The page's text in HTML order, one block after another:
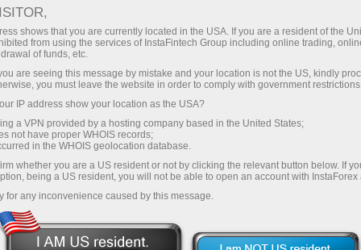
28.10.2024: Аналитические
обзоры Форекс: Видеообзор рынка,
торговые рекомендации, ответы на
вопросы
Открыть торговый счет
Открыть демосчет
shows that you are currently located in the USA. If you are a resident of the
from using the services of InstaFintech Group including online trading,
of funds, etc.
are seeing this message by mistake and your location is not the US, kindly
you must leave the website in order to comply with government
IP address show your location as the USA?
a VPN provided by a hosting company based in the United States;
not have proper WHOIS records;
in the WHOIS geolocation database.
whether you are a US resident or not by clicking the relevant button below. If
being a US resident, you will not be able to open an account with InstaForex
for any inconvenience caused by this message.